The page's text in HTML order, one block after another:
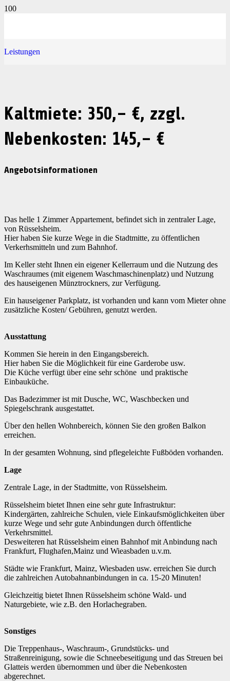
Leistungen
Kaltmiete: 350,– €, zzgl.
Nebenkosten: 145,– €
Angebotsinformationen
Das helle 1 Zimmer Appartement, befindet sich in zentraler Lage,
von Rüsselsheim.
Hier haben Sie kurze Wege in die Stadtmitte, zu öffentlichen
Verkerhsmitteln und zum Bahnhof.
Im Keller steht Ihnen ein eigener Kellerraum und die Nutzung des
Waschraumes (mit eigenem Waschmaschinenplatz) und Nutzung
des hauseigenen Münztrockners, zur Verfügung.
Ein hauseigener Parkplatz, ist vorhanden und kann vom Mieter ohne
zusätzliche Kosten/ Gebühren, genutzt werden.
Ausstattung
Kommen Sie herein in den Eingangsbereich.
Hier haben Sie die Möglichkeit für eine Garderobe usw.
Die Küche verfügt über eine sehr schöne und praktische
Einbauküche.
Das Badezimmer ist mit Dusche, WC, Waschbecken und
Spiegelschrank ausgestattet.
Über den hellen Wohnbereich, können Sie den großen Balkon
erreichen.
In der gesamten Wohnung, sind pflegeleichte Fußböden vorhanden.
Lage
Zentrale Lage, in der Stadtmitte, von Rüsselsheim.
Rüsselsheim bietet Ihnen eine sehr gute Infrastruktur:
Kindergärten, zahlreiche Schulen, viele Einkaufsmöglichkeiten über
kurze Wege und sehr gute Anbindungen durch öffentliche
Verkehrsmittel.
Desweiteren hat Rüsselsheim einen Bahnhof mit Anbindung nach
Frankfurt, Flughafen,Mainz und Wieasbaden u.v.m.
Städte wie Frankfurt, Mainz, Wiesbaden usw. erreichen Sie durch
die zahlreichen Autobahnanbindungen in ca. 15-20 Minuten!
Gleichzeitig bietet Ihnen Rüsselsheim schöne Wald- und
Naturgebiete, wie z.B. den Horlachegraben.
Sonstiges
Die Treppenhaus-, Waschraum-, Grundstücks- und
Straßenreinigung, sowie die Schneebeseitigung und das Streuen bei
Glatteis werden übernommen und über die Nebenkosten
abgerechnet.